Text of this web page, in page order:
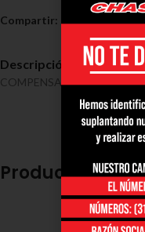
Compartir:
Descripción
COMPENSADOR
Productos